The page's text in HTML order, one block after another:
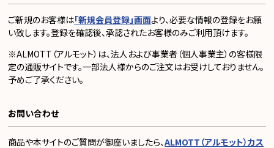
ご新規のお客様は「新規会員登録」画面より、必要な情報の登録をお願
い致します。登録を確認後、承認されたお客様のみご利用頂けます。
※ALMOTT（アルモット）は、法人および事業者（個人事業主）の客様限
定の通販サイトです。一部法人様からのご注文はお受けしておりません。
予めご了承ください。
お問い合わせ
商品や本サイトのご質問が御座いましたら、ALMOTT（アルモット）カス